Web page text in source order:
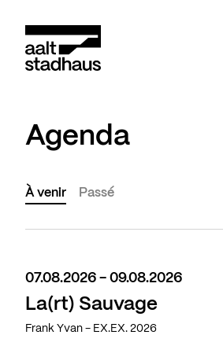
Main content
Agenda
À venir Passé
07.08.2026 - 09.08.2026
La(rt) Sauvage
Frank Yvan - EX.EX. 2026